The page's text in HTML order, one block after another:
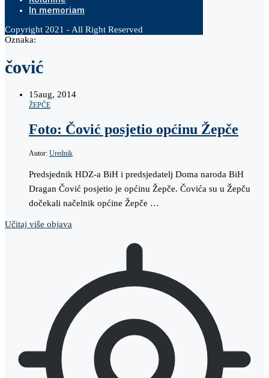
In memoriam
Copyright 2021 - All Right Reserved
Oznaka:
čović
15aug, 2014
ŽEPČE
Foto: Čović posjetio općinu Žepče
Autor: Urednik
Predsjednik HDZ-a BiH i predsjedatelj Doma naroda BiH
Dragan Čović posjetio je općinu Žepče. Čovića su u Žepču
dočekali načelnik općine Žepče …
Učitaj više objava